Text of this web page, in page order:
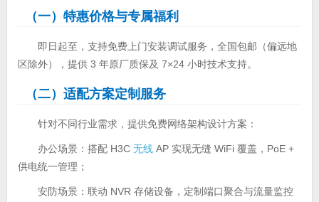
（一）特惠价格与专属福利
即日起至，支持免费上门安装调试服务，全国包邮（偏远地
区除外），提供 3 年原厂质保及 7×24 小时技术支持。
（二）适配方案定制服务
针对不同行业需求，提供免费网络架构设计方案：
办公场景：搭配 H3C 无线AP 实现无缝 WiFi 覆盖，PoE +
供电统一管理；
安防场景：联动 NVR 存储设备，定制端口聚合与流量监控